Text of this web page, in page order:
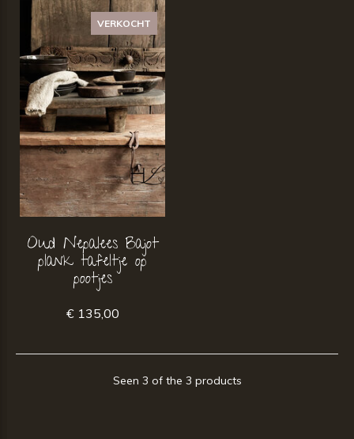
VERKOCHT
Oud Nepalees Bajot
plank tafeltje op
pootjes
€ 135,00
Seen 3 of the 3 products